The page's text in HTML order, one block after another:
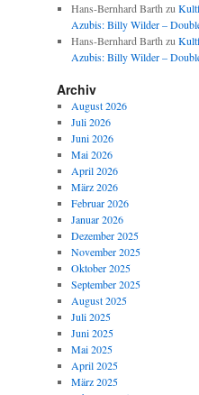
Hans-Bernhard Barth zu
Azubis: Billy Wilder –
Hans-Bernhard Barth zu
Azubis: Billy Wilder –
Archiv
August 2026
Juli 2026
Juni 2026
Mai 2026
April 2026
März 2026
Februar 2026
Januar 2026
Dezember 2025
November 2025
Oktober 2025
September 2025
August 2025
Juli 2025
Juni 2025
Mai 2025
April 2025
März 2025